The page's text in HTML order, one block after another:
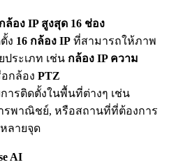
อง IP สูงสุด 16 ช่อง
ง 16 กล้อง IP ที่สามารถให้ภาพ
ระเภท เช่น กล้อง IP ความ
กล้อง PTZ
ารติดตั้งในพื้นที่ต่างๆ เช่น
รพาณิชย์, หรือสถานที่ที่ต้องการ
ลายจุด
AI